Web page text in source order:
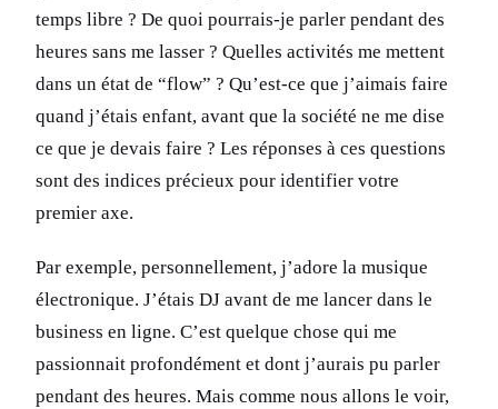
temps libre ? De quoi pourrais-je parler pendant des
heures sans me lasser ? Quelles activités me mettent
dans un état de “flow” ? Qu’est-ce que j’aimais faire
quand j’étais enfant, avant que la société ne me dise
ce que je devais faire ? Les réponses à ces questions
sont des indices précieux pour identifier votre
premier axe.
Par exemple, personnellement, j’adore la musique
électronique. J’étais DJ avant de me lancer dans le
business en ligne. C’est quelque chose qui me
passionnait profondément et dont j’aurais pu parler
pendant des heures. Mais comme nous allons le voir,